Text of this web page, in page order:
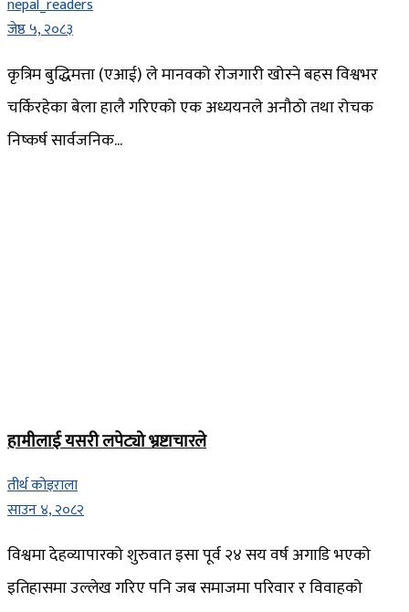
nepal_readers
जेष्ठ ५, २०८३
कृत्रिम बुद्धिमत्ता (एआई) ले मानवको रोजगारी खोस्ने बहस विश्वभर
चर्किरहेका बेला हालै गरिएको एक अध्ययनले अनौठो तथा रोचक
निष्कर्ष सार्वजनिक...
हामीलाई यसरी लपेट्यो भ्रष्टाचारले
तीर्थ कोइराला
साउन ४, २०८२
विश्वमा देहव्यापारको शुरुवात इसा पूर्व २४ सय वर्ष अगाडि भएको
इतिहासमा उल्लेख गरिए पनि जब समाजमा परिवार र विवाहको